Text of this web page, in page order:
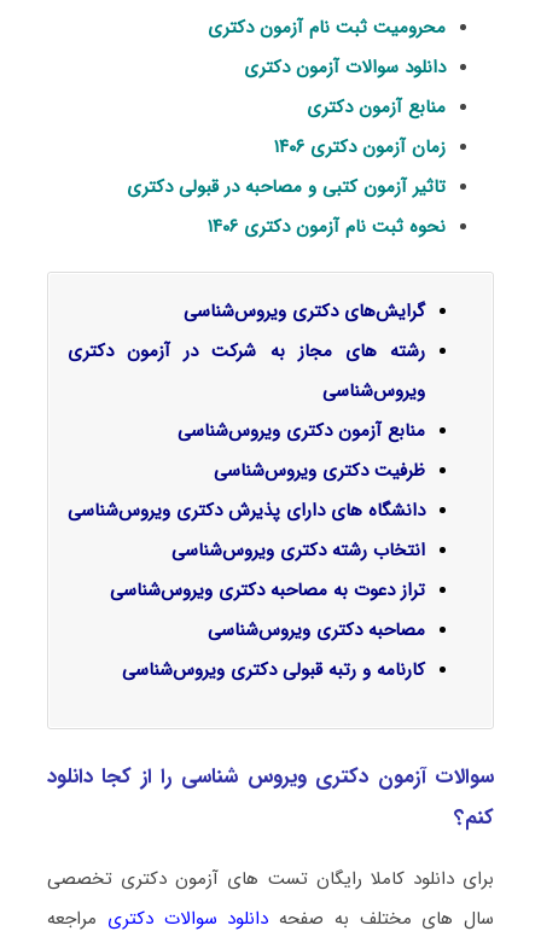
محرومیت ثبت نام آزمون دکتری
دانلود سوالات آزمون دکتری
منابع آزمون دکتری
زمان آزمون دکتری ۱۴۰۶
تاثیر آزمون کتبی و مصاحبه در قبولی دکتری
نحوه ثبت نام آزمون دکتری ۱۴۰۶
گرایش‌های دکتری ویروس‌شناسی
رشته های مجاز به شرکت در آزمون دکتری
ویروس‌‌شناسی
منابع آزمون دکتری ویروس‌‌شناسی
ظرفیت دکتری ویروس‌‌شناسی
دانشگاه های دارای پذیرش دکتری ویروس‌‌شناسی
انتخاب رشته دکتری ویروس‌‌شناسی
تراز دعوت به مصاحبه دکتری ویروس‌‌شناسی
مصاحبه دکتری ویروس‌‌شناسی
کارنامه و رتبه قبولی دکتری ویروس‌‌شناسی
سوالات آزمون دکتری ویروس‌ شناسی را از کجا دانلود
کنم؟
برای دانلود کاملا رایگان تست های آزمون دکتری تخصصی
سال های مختلف به صفحه دانلود سوالات دکتری مراجعه